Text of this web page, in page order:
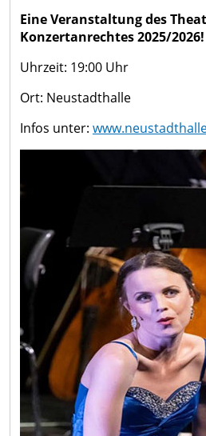
Eine Veranstaltung des
Konzertanrechtes 2025/2026!
Uhrzeit: 19:00 Uhr
Ort: Neustadthalle
Infos unter: